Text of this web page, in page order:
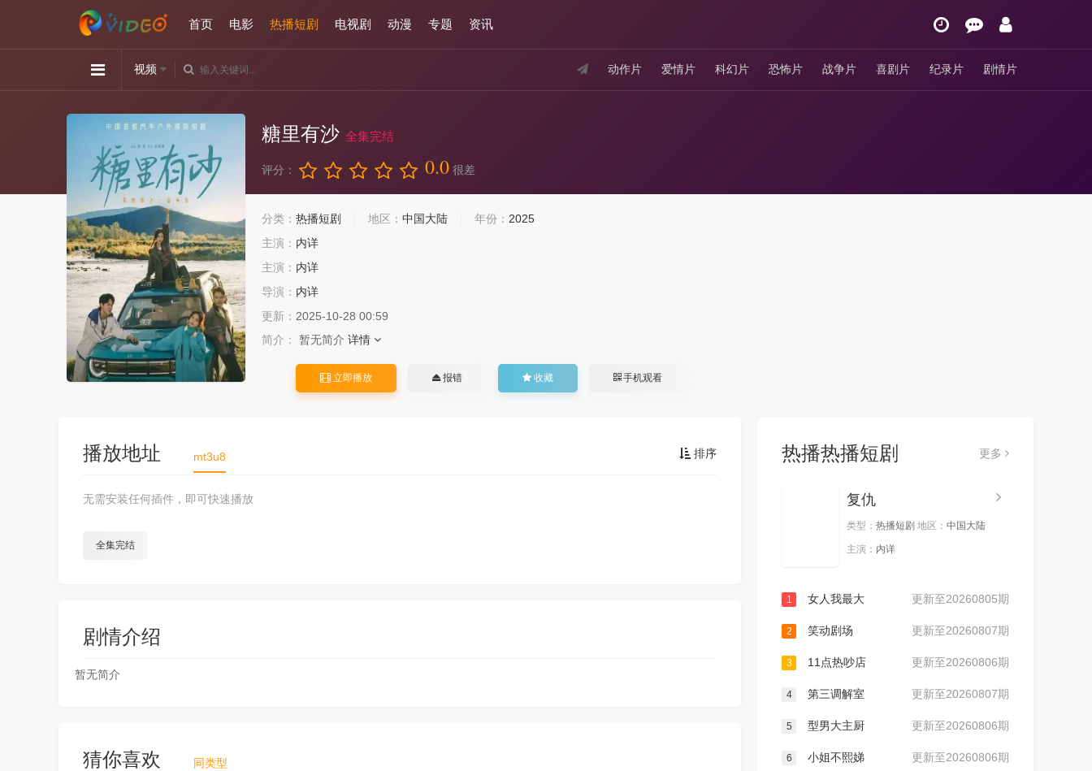
首页 电影 热播短剧 电视剧 动漫 专题 资讯
动作片 爱情片 科幻片 恐怖片 战争片 喜剧片 纪录片 剧情片
视频
糖里有沙 全集完结
评分： 0.0 很差
分类： 热播短剧 地区： 中国大陆 年份： 2025
主演： 内详
主演： 内详
导演： 内详
更新： 2025-10-28 00:59
简介：
暂无简介 详情
立即播放 报错 收藏 手机观看
排序
播放地址 mt3u8
无需安装任何插件，即可快速播放
全集完结
剧情介绍
暂无简介
猜你喜欢 同类型
热播热播短剧 更多
复仇
类型： 热播短剧 地区： 中国大陆
主演： 内详
更新至20260805期
1 女人我最大
更新至20260807期
2 笑动剧场
更新至20260806期
3 11点热吵店
更新至20260807期
4 第三调解室
更新至20260806期
5 型男大主厨
更新至20260806期
6 小姐不熙娣